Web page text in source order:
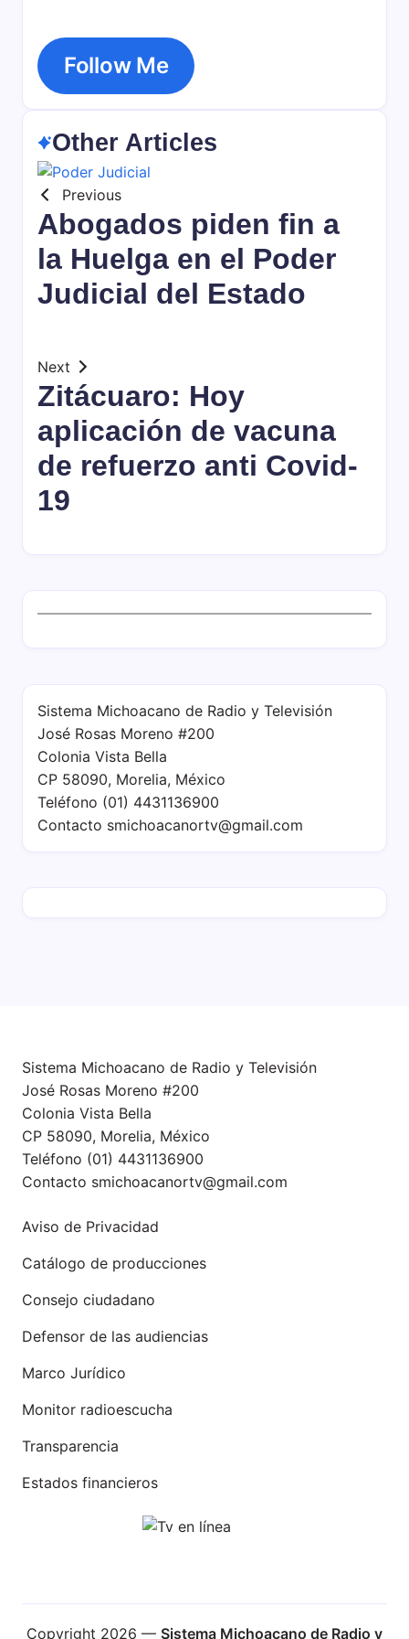
Follow Me
Other Articles
Previous
Abogados piden fin a
la Huelga en el Poder
Judicial del Estado
Next
Zitácuaro: Hoy
aplicación de vacuna
de refuerzo anti Covid-
19
Sistema Michoacano de Radio y Televisión
José Rosas Moreno #200
Colonia Vista Bella
CP 58090, Morelia, México
Teléfono (01) 4431136900
Contacto smichoacanortv@gmail.com
Sistema Michoacano de Radio y Televisión
José Rosas Moreno #200
Colonia Vista Bella
CP 58090, Morelia, México
Teléfono (01) 4431136900
Contacto smichoacanortv@gmail.com
Aviso de Privacidad
Catálogo de producciones
Consejo ciudadano
Defensor de las audiencias
Marco Jurídico
Monitor radioescucha
Transparencia
Estados financieros
Copyright 2026 — Sistema Michoacano de Radio y